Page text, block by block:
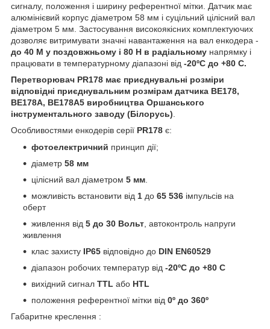
сигналу, положення і ширину референтної мітки. Датчик має
алюмінієвий корпус діаметром 58 мм і суцільний цілісний вал
діаметром 5 мм. Застосування високоякісних комплектуючих
дозволяє витримувати значні навантаження на вал енкодера -
до 40 М у поздовжньому і 80 Н в радіальному напрямку і
працювати в температурному діапазоні від -20ºС до +80 С.
Перетворювач PR178 має приєднувальні розміри
відповідні приєднувальним розмірам датчика ВЕ178,
ВЕ178А, ВЕ178А5 виробництва Оршанського
інструментального заводу (Білорусь)
Особливостями енкодерів серії PR178 є:
фотоелектричний принцип дії;
діаметр 58 мм
цілісний вал діаметром 5 мм
можливість встановити від 1 до 65 536 імпульсів на
оберт
живлення від 5 до 30 Вольт , автоконтроль напруги
живлення
клас захисту IP65 відповідно до DIN EN60529
діапазон робочих температур від -20ºС до +80 С
вихідний сигнал TTL або HTL
положення референтної мітки від 0º до 360º
Габаритне креслення :